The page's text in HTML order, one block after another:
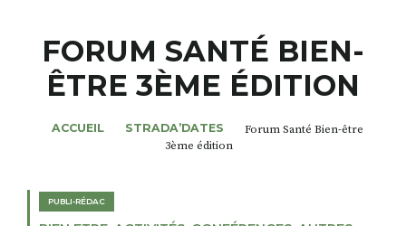
MAGAZINES
NOS THÈMES
ALTER STRADA
FORUM SANTÉ BIEN-
ÊTRE 3ÈME ÉDITION
ACCUEIL STRADA’DATES
Forum Santé Bien-être
3ème édition
PUBLI-RÉDAC